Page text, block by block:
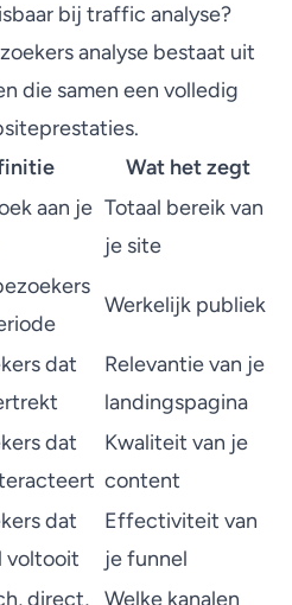
bij traffic analyse?
analyse bestaat uit
die samen een volledig
Wat het zegt
aan je Totaal bereik van
je site
Werkelijk publiek
dat
Relevantie van je
landingspagina
dat
Kwaliteit van je
content
dat
voltooit
Effectiviteit van
je funnel
direct, Welke kanalen